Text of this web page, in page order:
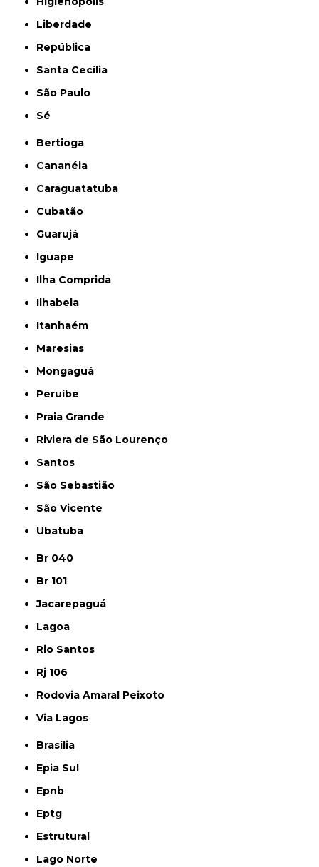
Liberdade
República
Santa Cecília
São Paulo
Sé
Bertioga
Cananéia
Caraguatatuba
Cubatão
Guarujá
Iguape
Ilha Comprida
Ilhabela
Itanhaém
Maresias
Mongaguá
Peruíbe
Praia Grande
Riviera de São Lourenço
Santos
São Sebastião
São Vicente
Ubatuba
Br 040
Br 101
Jacarepaguá
Lagoa
Rio Santos
Rj 106
Rodovia Amaral Peixoto
Via Lagos
Brasília
Epia Sul
Epnb
Eptg
Estrutural
Lago Norte